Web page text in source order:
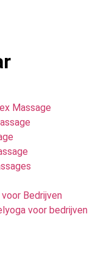
Massage
Bedrijven
voor bedrijven